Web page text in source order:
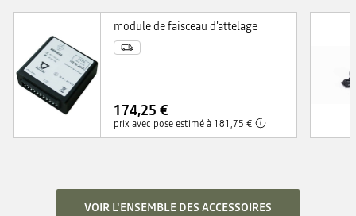
module de faisceau d'attelage
174,25 €
prix avec pose estimé à 181,75 €
VOIR L'ENSEMBLE DES ACCESSOIRES